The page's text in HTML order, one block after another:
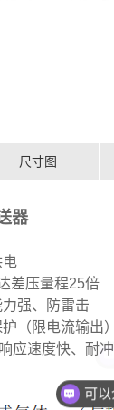
尺寸图
器
电
差压量程25倍
强、防雷击
（限电流输出）
应速度快、耐